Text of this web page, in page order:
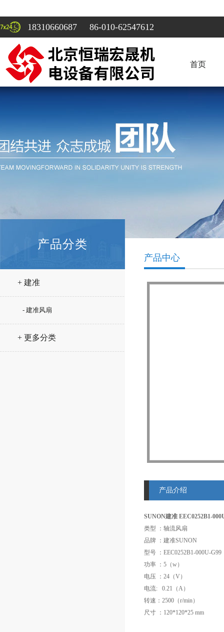
18310660687 86-010-62547612
首页
产品分类
+ 建准
- 建准风扇
+ 更多分类
产品中心
产品介绍
SUNON建准 EEC0252B1-
类型 ：轴流风扇
品牌 ：建准SUNON
型号 ：EEC0252B1-000U-G99
功率 ：5（w）
电压 ：24（V）
电流: 0.21（A）
转速：2500（r/min）
尺寸 ：120*120*25 mm